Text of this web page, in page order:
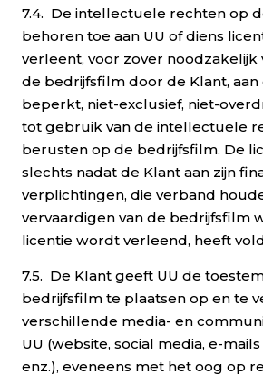
7.4. De intellectuele rechten op
behoren toe aan UU of diens
verleent, voor zover
de bedrijfsfilm door de Klant, aan
beperkt, niet-exclusief, niet-
tot gebruik van de intellectuele
berusten op de bedrijfsfilm. De
slechts nadat de Klant aan zijn
verplichtingen, die verband
vervaardigen van de bedrijfsfilm
licentie wordt verleend, heeft
7.5. De Klant geeft UU de
bedrijfsfilm te plaatsen op en te
verschillende media- en
UU (website, social media, e-
enz.), eveneens met het oog op